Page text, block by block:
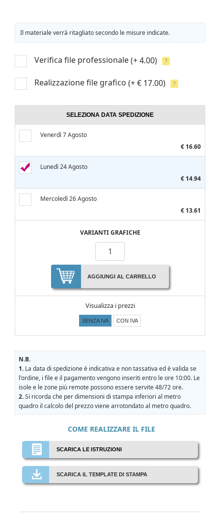
Il materiale verrà ritagliato secondo le misure indicate.
Verifica file professionale(+ 4.00) ?
Realizzazione file grafico (+ € 17.00) ?
SELEZIONA DATA SPEDIZIONE
Venerdì 7 Agosto
€ 16.60
Lunedì 24 Agosto
€ 14.94
Mercoledì 26 Agosto
€ 13.61
VARIANTI GRAFICHE
AGGIUNGI AL CARRELLO
Visualizza i prezzi
SENZA IVA CON IVA
N.B.
1. La data di spedizione è indicativa e non tassativa ed è valida se
l'ordine, i file e il pagamento vengono inseriti entro le ore 10:00. Le
isole e le zone più remote possono essere servite 48/72 ore.
2.Si ricorda che per dimensioni di stampa inferiori al metro
quadro il calcolo del prezzo viene arrotondato al metro quadro.
COME REALIZZARE IL FILE
SCARICA LE ISTRUZIONI
SCARICA IL TEMPLATE DI STAMPA